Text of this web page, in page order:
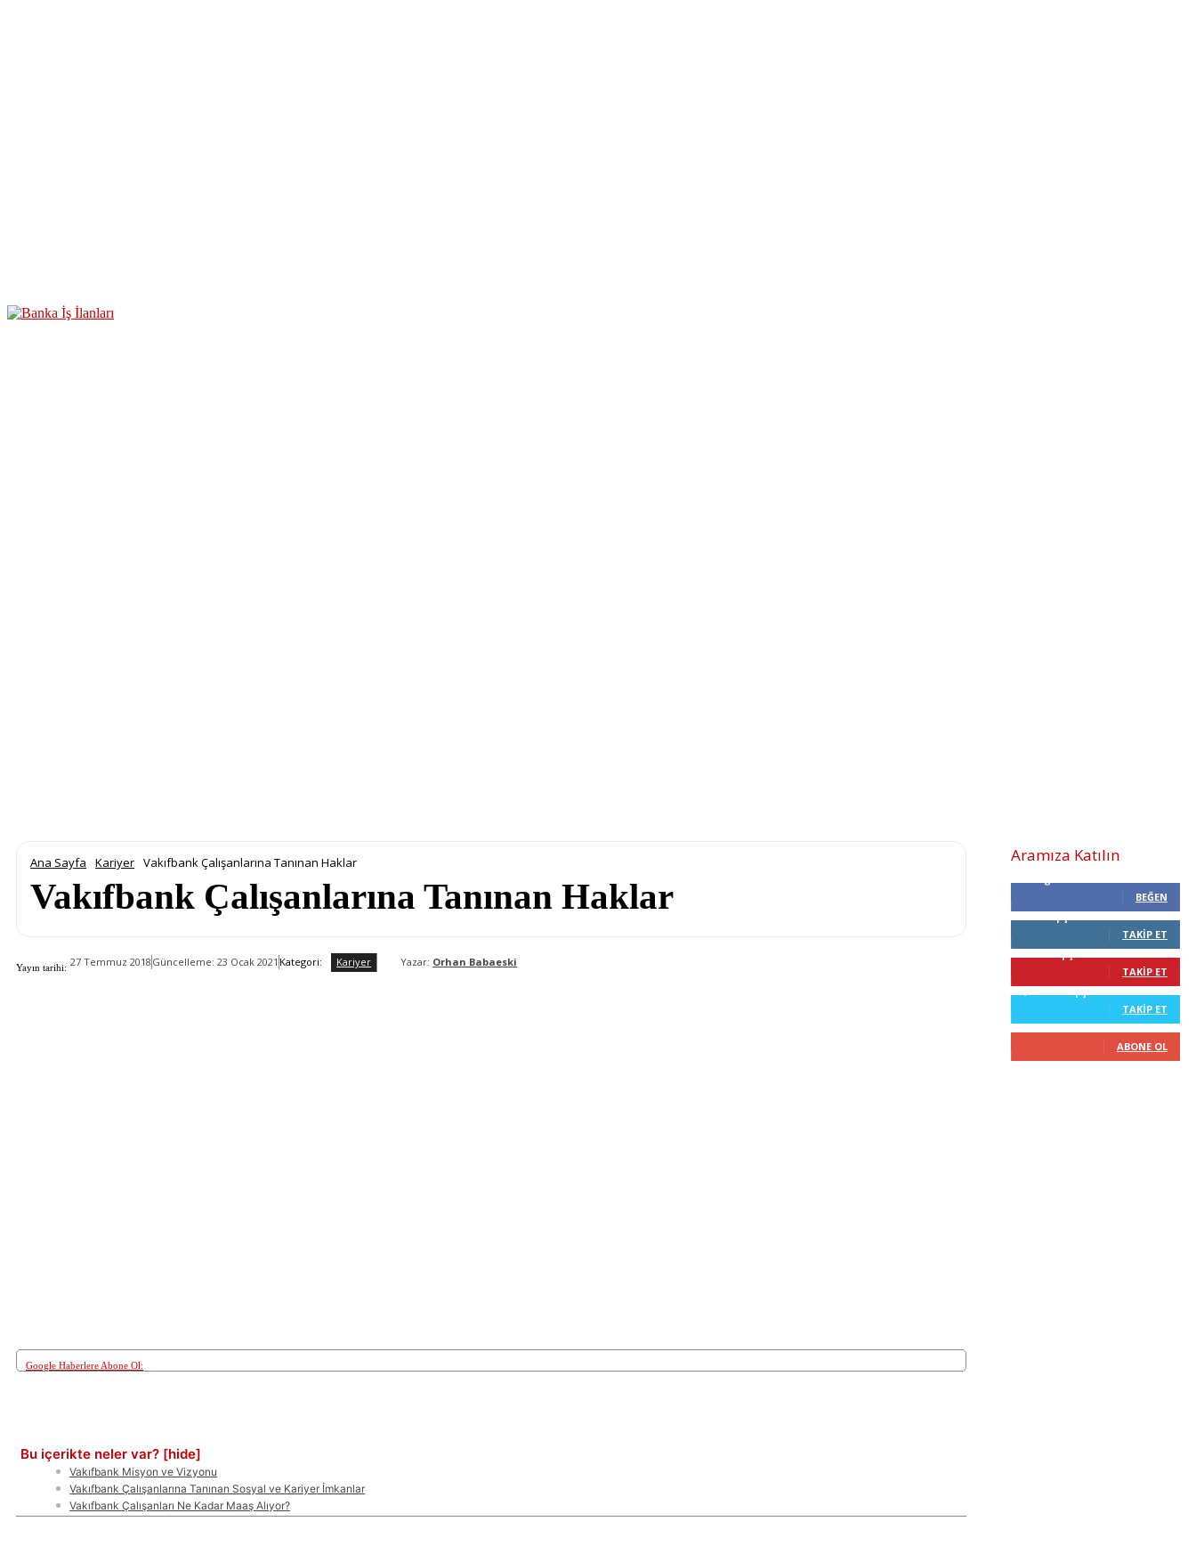
Ana Sayfa Kariyer Vakıfbank Çalışanlarına Tanınan Haklar
Vakıfbank Çalışanlarına Tanınan Haklar
Yayın tarihi: 27 Temmuz 2018 Güncelleme: 23 Ocak 2021 Kategori: Kariyer Yazar: Orhan Babaeski
Google Haberlere Abone Ol:
Bu içerikte neler var? [hide]
Vakıfbank Misyon ve Vizyonu
Vakıfbank Çalışanlarına Tanınan Sosyal ve Kariyer İmkanlar
Vakıfbank Çalışanları Ne Kadar Maaş Alıyor?
Aramıza Katılın
BEĞEN
TAKIP ET
TAKIP ET
TAKIP ET
ABONE OL